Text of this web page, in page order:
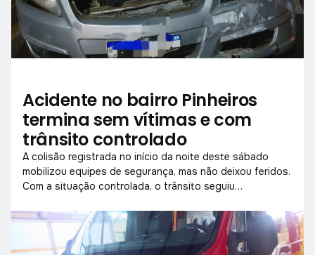
Acidente no bairro Pinheiros
termina sem vítimas e com
trânsito controlado
A colisão registrada no início da noite deste sábado
mobilizou equipes de segurança, mas não deixou feridos.
Com a situação controlada, o trânsito seguiu